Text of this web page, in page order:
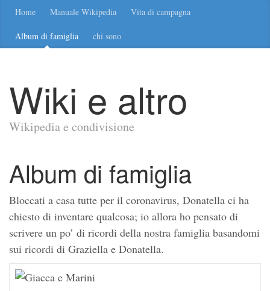
Home Manuale Wikipedia Vita di campagna
Album di famiglia chi sono
Wiki e altro
Wikipedia e condivisione
Album di famiglia
Bloccati a casa tutte per il coronavirus, Donatella ci ha
chiesto di inventare qualcosa; io allora ho pensato di
scrivere un po’ di ricordi della nostra famiglia basandomi
sui ricordi di Graziella e Donatella.